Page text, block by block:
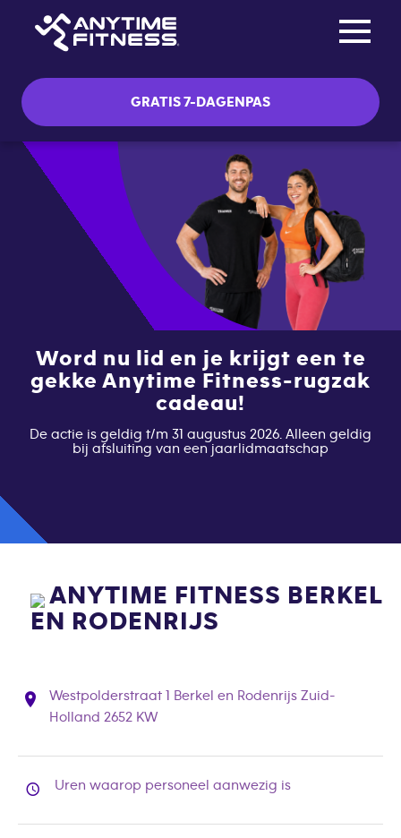
GRATIS 7-DAGENPAS
Word nu lid en je krijgt een te
gekke Anytime Fitness-rugzak
cadeau!
De actie is geldig t/m 31 augustus 2026. Alleen geldig
bij afsluiting van een jaarlidmaatschap
ANYTIME FITNESS BERKEL
EN RODENRIJS
Westpolderstraat 1 Berkel en Rodenrijs Zuid-
Holland 2652 KW
Uren waarop personeel aanwezig is